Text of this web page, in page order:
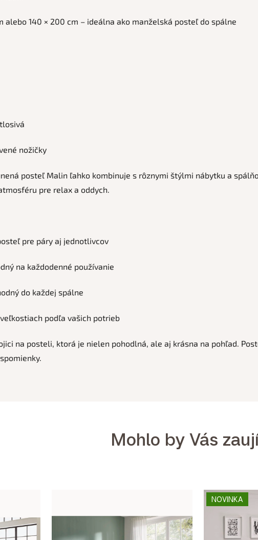
alebo 140 × 200 cm – ideálna ako manželská posteľ do spálne
nožičky
posteľ Malin ľahko kombinuje s rôznymi štýlmi nábytku a
pre relax a oddych.
pre páry aj jednotlivcov
na každodenné používanie
do každej spálne
podľa vašich potrieb
na posteli, ktorá je nielen pohodlná, ale aj krásna na pohľad.
Mohlo by Vás
NOVINKA